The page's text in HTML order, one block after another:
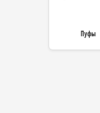
Пуфы